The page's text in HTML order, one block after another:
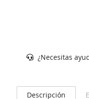
¿Necesitas
Descripción